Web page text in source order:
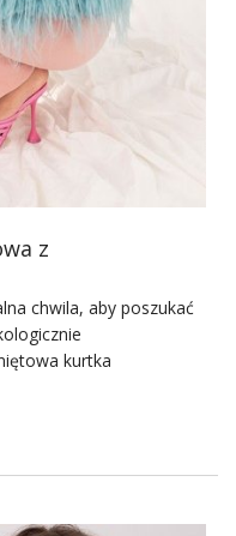
delikatnego
wzorami, co
okazje.
wygodę
jego
kombinacje
z
chwila, aby poszukać
kurtka